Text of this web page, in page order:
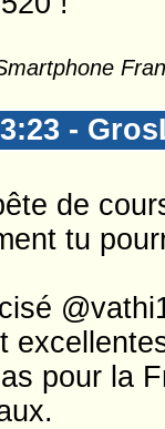
-
de
tu
pour la